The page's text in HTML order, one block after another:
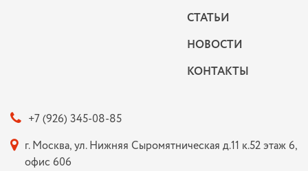
СТАТЬИ
НОВОСТИ
КОНТАКТЫ
+7 (926) 345-08-85
г. Москва, ул. Нижняя Сыромятническая д.11 к.52 этаж 6,
офис 606